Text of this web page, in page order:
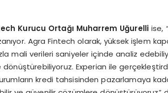
Kurucu Ortağı Muharrem Uğurelli ise,
Agra Fintech olarak, yüksek işlem
mali verileri saniyeler içinde analiz
dönüştürebiliyoruz. Experian ile
kredi tahsisinden pazarlamaya